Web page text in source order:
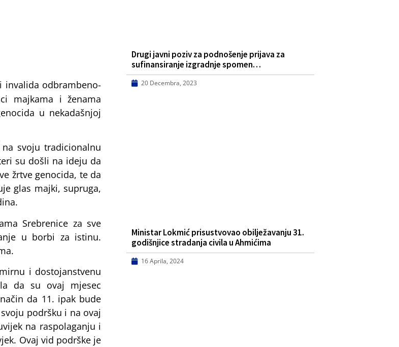
odbrambeno-
majkama i ženama
u nekadašnjoj
svoju tradicionalnu
su došli na ideju da
žrtve genocida, te da
glas majki, supruga,
Srebrenice za sve
u borbi za istinu.
i dostojanstvenu
da su ovaj mjesec
da 11. ipak bude
podršku i na ovaj
na raspolaganju i
Ovaj vid podrške je
Drugi javni poziv za podnošenje prijava za
sufinansiranje izgradnje spomen…
20 Decembra, 2023
Ministar Lokmić prisustvovao obilježavanju 31.
godišnjice stradanja civila u Ahmićima
16 Aprila, 2024